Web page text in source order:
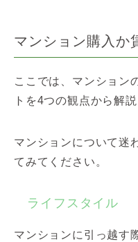
マンション購入か
ここでは、マンション
トを4つの観点から解説
マンションについて迷
てみてください。
ライフスタイル
マンションに引っ越す